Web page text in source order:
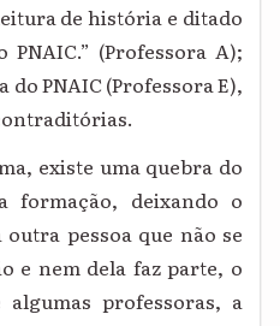
de história e ditado
(Professora A);
PNAIC (Professora E),
existe uma quebra do
formação, deixando o
pessoa que não se
e nem dela faz parte, o
professoras, a